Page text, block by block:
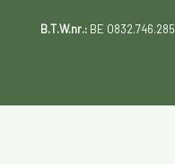
B.T.W.nr.:BE 0832.746.285